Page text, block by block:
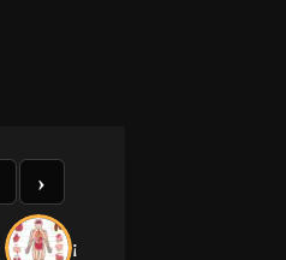
¡Preciosa la anatomía
›